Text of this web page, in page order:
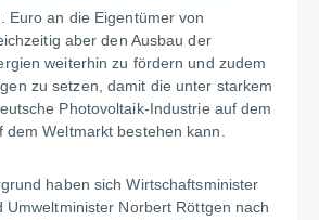
Euro an die Eigentümer von
aber den Ausbau der
weiterhin zu fördern und zudem
zu setzen, damit die unter starkem
Photovoltaik-Industrie auf dem
Weltmarkt bestehen kann.
haben sich Wirtschaftsminister
Umweltminister Norbert Röttgen nach